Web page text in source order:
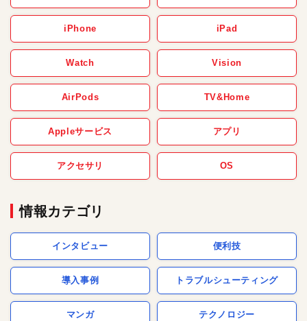
iPhone iPad
Watch Vision
AirPods TV&Home
Appleサービス アプリ
アクセサリ OS
情報カテゴリ
インタビュー 便利技
導入事例 トラブルシューティング
マンガ テクノロジー